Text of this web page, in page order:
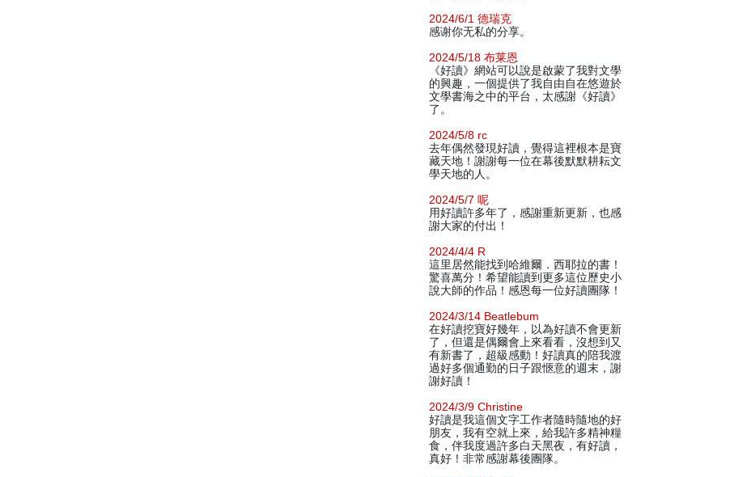
2024/6/1 德瑞克
感谢你无私的分享。
2024/5/18 布莱恩
《好讀》網站可以說是啟蒙了我對文學
的興趣，一個提供了我自由自在悠遊於
文學書海之中的平台，太感謝《好讀》
了。
2024/5/8 rc
去年偶然發現好讀，覺得這裡根本是寶
藏天地！謝謝每一位在幕後默默耕耘文
學天地的人。
2024/5/7 呢
用好讀許多年了，感謝重新更新，也感
謝大家的付出！
2024/4/4 R
這里居然能找到哈維爾．西耶拉的書！
驚喜萬分！希望能讀到更多這位歷史小
說大師的作品！感恩每一位好讀團隊！
2024/3/14 Beatlebum
在好讀挖寶好幾年，以為好讀不會更新
了，但還是偶爾會上來看看，沒想到又
有新書了，超級感動！好讀真的陪我渡
過好多個通勤的日子跟愜意的週末，謝
謝好讀！
2024/3/9 Christine
好讀是我這個文字工作者隨時隨地的好
朋友，我有空就上來，給我許多精神糧
食，伴我度過許多白天黑夜，有好讀，
真好！非常感謝幕後團隊。